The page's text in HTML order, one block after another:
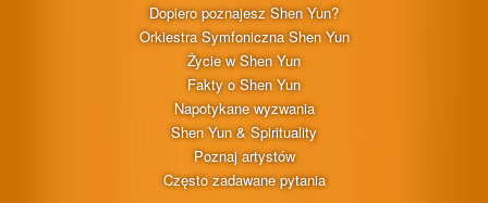
Dopiero poznajesz Shen Yun?
Orkiestra Symfoniczna Shen Yun
Życie w Shen Yun
Fakty o Shen Yun
Napotykane wyzwania
Shen Yun & Spirituality
Poznaj artystów
Często zadawane pytania